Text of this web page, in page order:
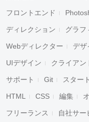
フロントエンド
ディレクション グラフ
Webディレクター デザ
UIデザイン クライアン
サポート Git スター
HTML CSS 編集
フリーランス 自社サー